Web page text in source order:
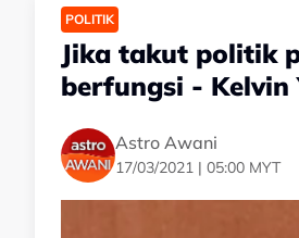
POLITIK
Jika takut politik
berfungsi - Kelvin
Astro Awani
17/03/2021 | 05:00 MYT